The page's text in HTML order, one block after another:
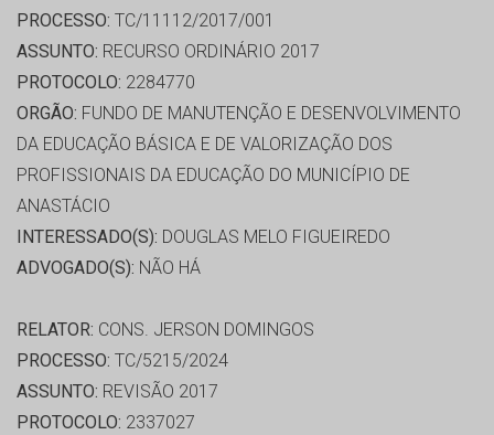
PROCESSO: TC/11112/2017/001
ASSUNTO: RECURSO ORDINÁRIO 2017
PROTOCOLO: 2284770
ORGÃO: FUNDO DE MANUTENÇÃO E DESENVOLVIMENTO
DA EDUCAÇÃO BÁSICA E DE VALORIZAÇÃO DOS
PROFISSIONAIS DA EDUCAÇÃO DO MUNICÍPIO DE
ANASTÁCIO
INTERESSADO(S): DOUGLAS MELO FIGUEIREDO
ADVOGADO(S): NÃO HÁ
RELATOR: CONS. JERSON DOMINGOS
PROCESSO: TC/5215/2024
ASSUNTO: REVISÃO 2017
PROTOCOLO: 2337027